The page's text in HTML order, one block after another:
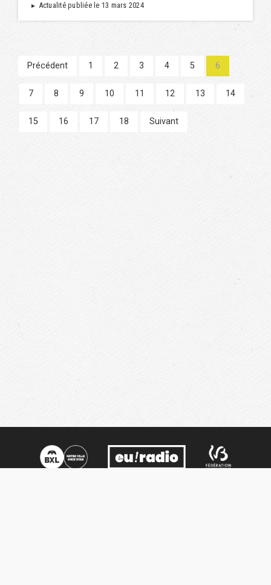
► Actualité publiée le 13 mars 2024
Précédent 1 2 3 4 5 6
7 8 9 10 11 12 13 14
15 16 17 18 Suivant